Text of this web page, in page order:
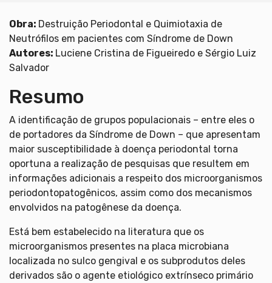
Obra: Destruição Periodontal e Quimiotaxia de
Neutrófilos em pacientes com Síndrome de Down
Autores: Luciene Cristina de Figueiredo e Sérgio Luiz
Salvador
Resumo
A identificação de grupos populacionais – entre eles o
de portadores da Síndrome de Down – que apresentam
maior susceptibilidade à doença periodontal torna
oportuna a realização de pesquisas que resultem em
informações adicionais a respeito dos microorganismos
periodontopatogênicos, assim como dos mecanismos
envolvidos na patogênese da doença.
Está bem estabelecido na literatura que os
microorganismos presentes na placa microbiana
localizada no sulco gengival e os subprodutos deles
derivados são o agente etiológico extrínseco primário